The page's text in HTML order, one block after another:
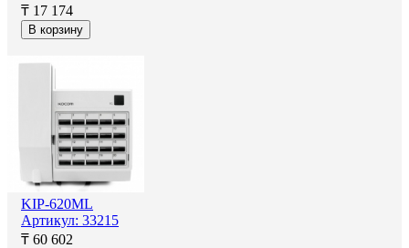
₸ 17 174
В корзину
KIP-620ML
Артикул: 33215
₸ 60 602